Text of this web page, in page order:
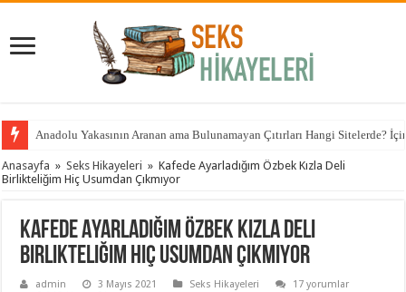
Anadolu Yakasının Aranan ama Bulunamayan Çıtırları Hangi Sitelerde?
Anasayfa » Seks Hikayeleri » Kafede Ayarladığım Özbek Kızla Deli
Birlikteliğim Hiç Usumdan Çıkmıyor
Kafede Ayarladığım Özbek Kızla Deli
Birlikteliğim Hiç Usumdan Çıkmıyor
admin 3 Mayıs 2021 Seks Hikayeleri
17 yorumlar